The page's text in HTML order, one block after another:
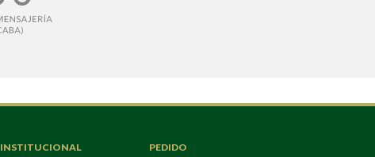
INSTITUCIONAL PEDIDO